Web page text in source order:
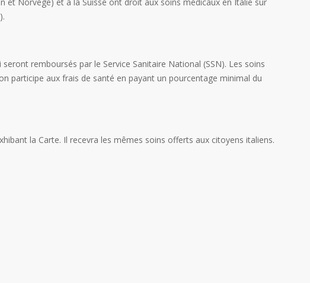
remboursés par le Service Sanitaire National (SSN). Les soins
participe aux frais de santé en payant un pourcentage minimal du
la Carte. Il recevra les mêmes soins offerts aux citoyens italiens.